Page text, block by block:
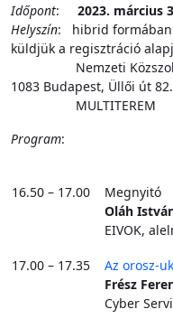
Időpont: 2023. március
Helyszín: hibrid formában
küldjük a regisztráció
Nemzeti
1083 Budapest, Üllői út
MULTITEREM
Program:
16.50 – 17.00
Megnyitó
Oláh
EIVOK,
17.00 – 17.35
Az orosz-
Frész
Cyber